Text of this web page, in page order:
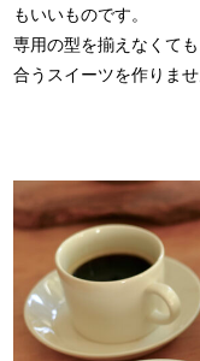
もいいものです。
専用の型を揃えなくて
合うスイーツを作りませ